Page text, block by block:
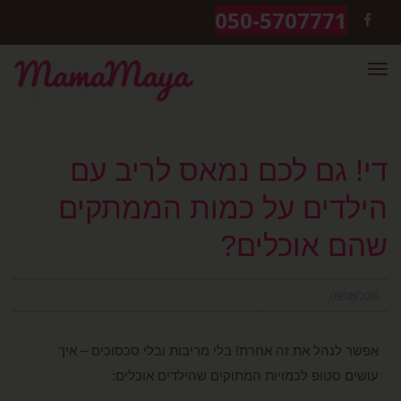
FACEBOOK
050-5707771
תפריט
די! גם לכם נמאס לריב עם
הילדים על כמות הממתקים
שהם אוכלים?
אפשר לנהל את זה אחרת! בלי מריבות ובלי סכסוכים – איך
עושים סטופ לכמויות המתוקים שהילדים אוכלים: